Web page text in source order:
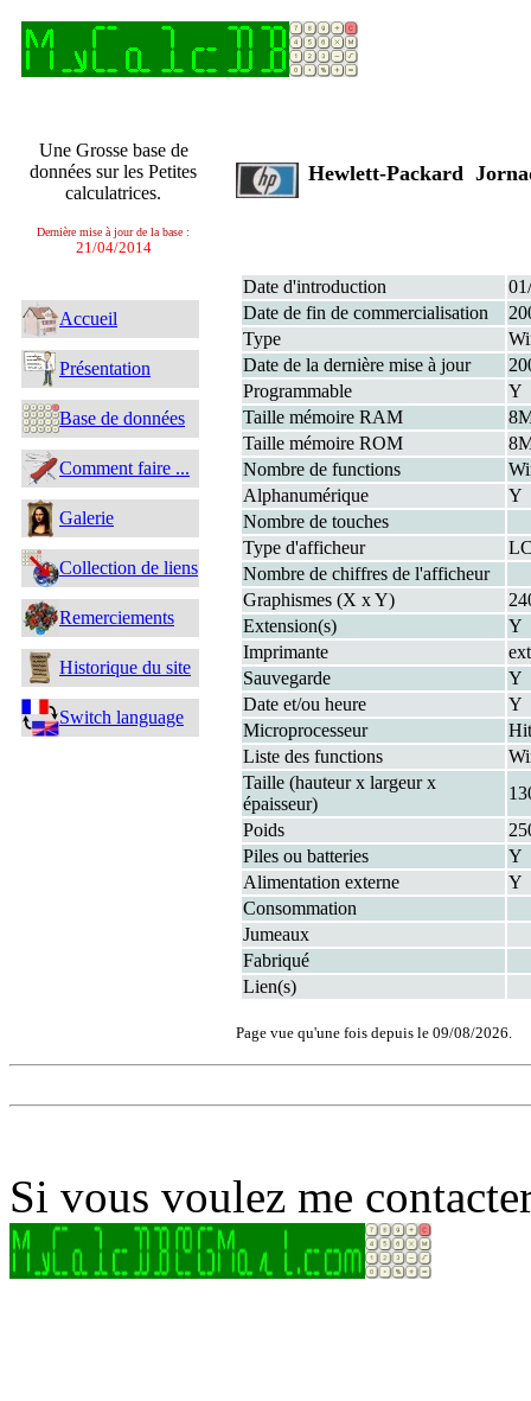
Une Grosse base de
données sur les Petites
calculatrices.
Dernière mise à jour de la base :
21/04/2014
Accueil
Présentation
Base de données
Comment faire ...
Galerie
Collection de liens
Remerciements
Historique du site
Switch language
Hewlett-Packard
Date d'introduction
Date de fin de commercialisation
Type
Date de la dernière mise à jour
Programmable
Y
Taille mémoire RAM
Taille mémoire ROM
Nombre de functions
Alphanumérique
Y
Nombre de touches
Type d'afficheur
Nombre de chiffres de l'afficheur
Graphismes (X x Y)
Extension(s)
Y
Imprimante
ext
Sauvegarde
Y
Date et/ou heure
Y
Microprocesseur
Liste des functions
Taille (hauteur x largeur x
épaisseur)
Poids
Piles ou batteries
Y
Alimentation externe
Y
Consommation
Jumeaux
Fabriqué
Lien(s)
Page vue qu'une fois depuis le 09/08/2026.
Si vous voulez me